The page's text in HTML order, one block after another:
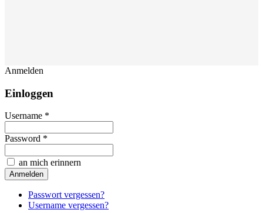
Anmelden
Einloggen
Username *
Password *
an mich erinnern
Passwort vergessen?
Username vergessen?